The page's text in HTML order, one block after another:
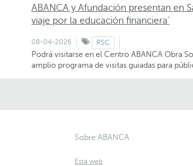
ABANCA y Afundación presentan en
viaje por la educación financiera’
08-04-2026 RSC
Podrá visitarse en el Centro ABANCA Obra
amplio programa de visitas guiadas para
Sobre ABANCA
Esta web